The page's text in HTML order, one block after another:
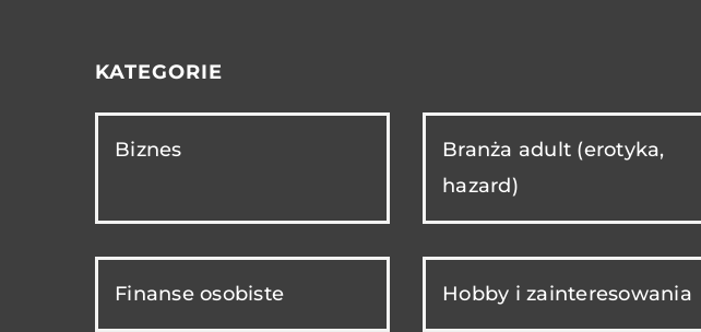
KATEGORIE
Biznes
Branża adult (erotyka,
hazard)
Finanse osobiste Hobby i zainteresowania